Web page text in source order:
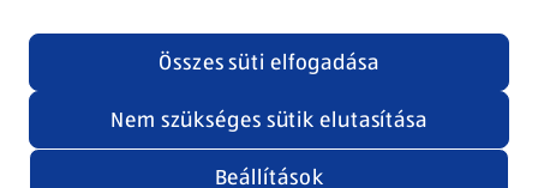
Adatvédelem és szabályzat
Cookie beállítások módosítása
Felhasználási feltételek
Adatvédelem / Impresszum
Security policy
(új oldalon nyílik meg)
Beállítások
Nem szükséges sütik elutasítása
Összes süti elfogadása